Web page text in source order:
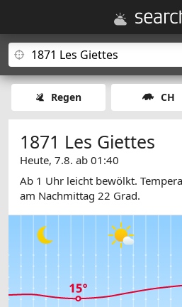
Regen CH
1871 Les Giettes
Heute, 7.8. ab 01:40
Ab 1 Uhr leicht bewölkt.
am Nachmittag 22 Grad.